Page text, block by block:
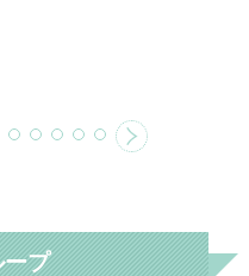
ープ